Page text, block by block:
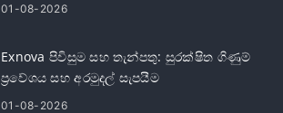
01-08-2026
Exnova පිවිසුම සහ තැන්පතු: සුරක්ෂිත ගිණුම්
ප්‍රවේශය සහ අරමුදල් සැපයීම
01-08-2026